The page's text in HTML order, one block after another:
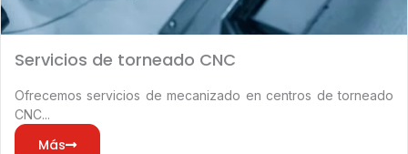
Servicios de torneado CNC
Ofrecemos servicios de mecanizado en centros de torneado
CNC...
Más